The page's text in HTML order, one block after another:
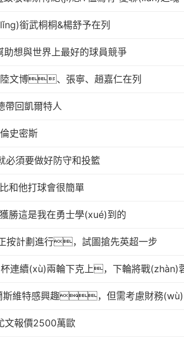
銜武桐桐&楊舒予在列
想與世界上最好的球員競爭
陸文博、張寧、趙嘉仁在列
帶回凱爾特人
史密斯
必須要做好防守和投籃
和他打球會很簡單
勝這是我在勇士學(xué)到的
按計劃進行，試圖搶先英超一步
連續(xù)兩輪下克上，下輪將戰(zhàn)
斯維特感興趣，但需考慮財務(wù)
文報價2500萬歐